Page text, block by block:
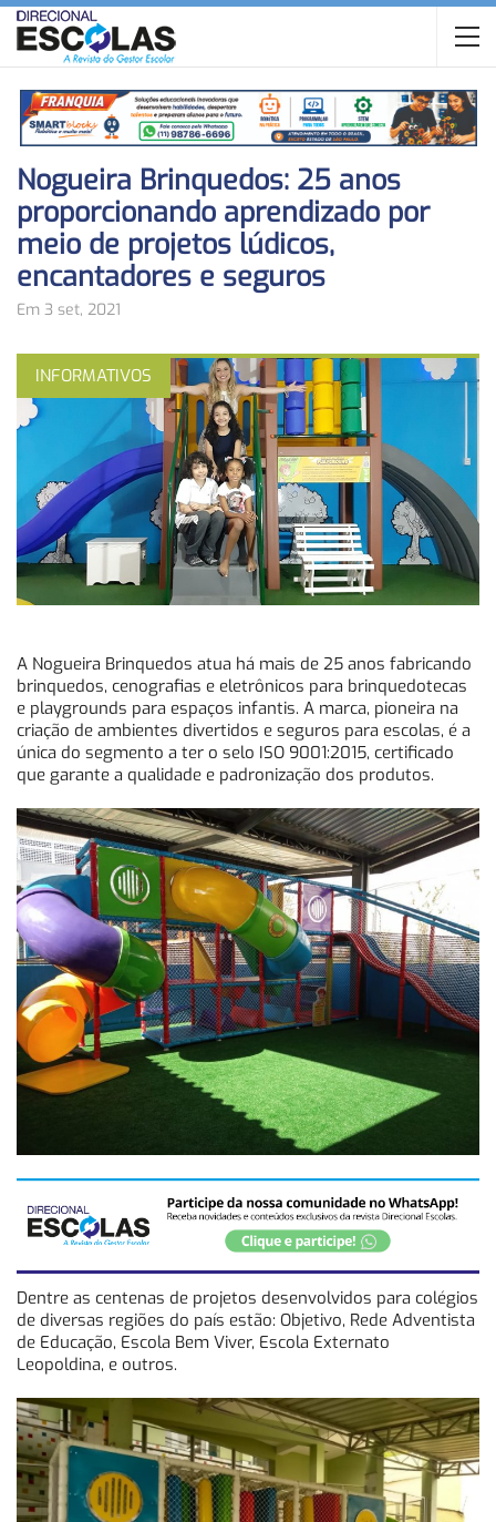
Nogueira Brinquedos: 25 anos
proporcionando aprendizado por
meio de projetos lúdicos,
encantadores e seguros
Em 3 set, 2021
INFORMATIVOS
A Nogueira Brinquedos atua há mais de 25 anos fabricando
brinquedos, cenografias e eletrônicos para brinquedotecas
e playgrounds para espaços infantis. A marca, pioneira na
criação de ambientes divertidos e seguros para escolas, é a
única do segmento a ter o selo ISO 9001:2015, certificado
que garante a qualidade e padronização dos produtos.
Dentre as centenas de projetos desenvolvidos para colégios
de diversas regiões do país estão: Objetivo, Rede Adventista
de Educação, Escola Bem Viver, Escola Externato
Leopoldina, e outros.